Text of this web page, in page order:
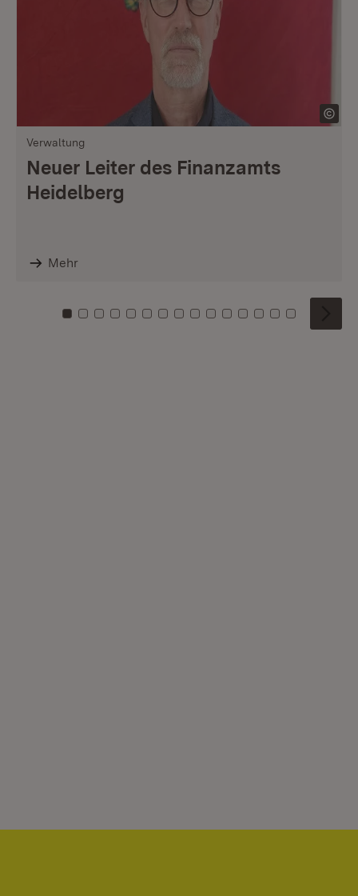
Verwaltung
Neuer Leiter des Finanzamts
Heidelberg
Mehr
Zu Kachel: 0
Zu Kachel: 1
Zu Kachel: 2
Zu Kachel: 3
Zu Kachel: 4
Zu Kachel: 5
Zu Kachel: 6
Zu Kachel: 7
Zu Kachel: 8
Zu Kachel: 9
Zu Kachel: 10
Zu Kachel: 11
Zu Kachel: 12
Zu Kachel:
Zu